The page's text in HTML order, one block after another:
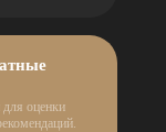
для оценки